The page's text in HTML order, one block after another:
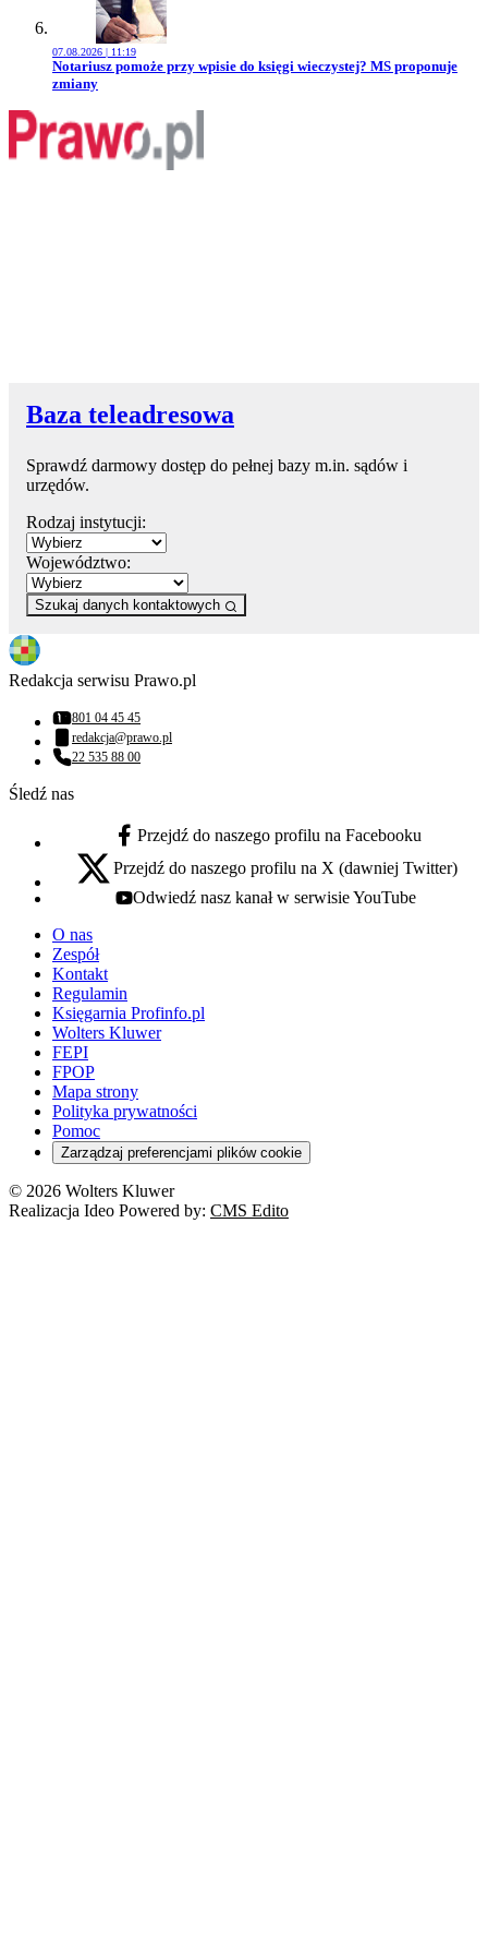
07.08.2026 | 11:19
Przejdź do artykułu:
Notariusz pomoże przy wpisie do księgi wieczystej? MS proponuje
zmiany
Baza teleadresowa
Sprawdź darmowy dostęp do pełnej bazy m.in. sądów i
urzędów.
Rodzaj instytucji:
Województwo:
Szukaj danych kontaktowych
Redakcja serwisu Prawo.pl
Numer telefonu:
801 04 45 45
Adres email:
redakcja@prawo.pl
Numer telefonu:
22 535 88 00
Śledź nas
facebook - otwiera się w nowej karcie
Przejdź do naszego profilu na Facebooku
x - otwiera się w nowej karcie
Przejdź do naszego profilu na X (dawniej Twitter)
youtube - otwiera się w nowej karcie
Odwiedź nasz kanał w serwisie YouTube
O nas
Zespół
Kontakt
Regulamin
Księgarnia Profinfo.pl
Wolters Kluwer
FEPI
FPOP
Mapa strony
Polityka prywatności
Pomoc
Zarządzaj preferencjami plików cookie
© 2026 Wolters Kluwer
Realizacja Ideo Powered by: CMS Edito